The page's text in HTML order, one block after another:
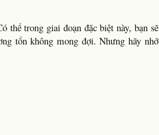
thể trong giai đoạn đặc biệt này, bạn sẽ
tổn không mong đợi. Nhưng hãy nhớ